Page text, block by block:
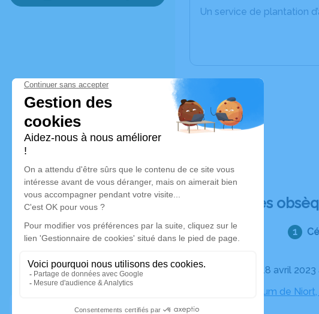
Un service de plantation
Déroulé des
Le mardi 18 avril
Crématorium de